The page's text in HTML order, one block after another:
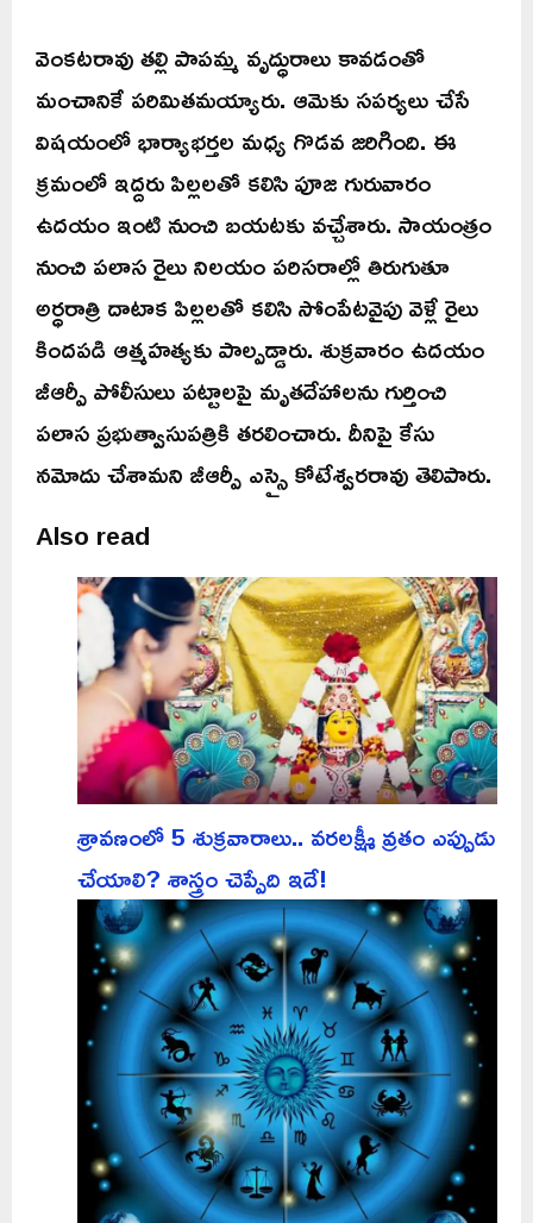
వెంకటరావు తల్లి పాపమ్మ వృద్ధురాలు కావడంతో
మంచానికే పరిమితమయ్యారు. ఆమెకు సపర్యలు చేసే
విషయంలో భార్యాభర్తల మధ్య గొడవ జరిగింది. ఈ
క్రమంలో ఇద్దరు పిల్లలతో కలిసి పూజ గురువారం
ఉదయం ఇంటి నుంచి బయటకు వచ్చేశారు. సాయంత్రం
నుంచి పలాస రైలు నిలయం పరిసరాల్లో తిరుగుతూ
అర్ధరాత్రి దాటాక పిల్లలతో కలిసి సోంపేటవైపు వెళ్లే రైలు
కిందపడి ఆత్మహత్యకు పాల్పడ్డారు. శుక్రవారం ఉదయం
జీఆర్పీ పోలీసులు పట్టాలపై మృతదేహాలను గుర్తించి
పలాస ప్రభుత్వాసుపత్రికి తరలించారు. దీనిపై కేసు
నమోదు చేశామని జీఆర్పీ ఎస్సై కోటేశ్వరరావు తెలిపారు.
Also read
శ్రావణంలో 5 శుక్రవారాలు.. వరలక్ష్మీ వ్రతం ఎప్పుడు
చేయాలి? శాస్త్రం చెప్పేది ఇదే!